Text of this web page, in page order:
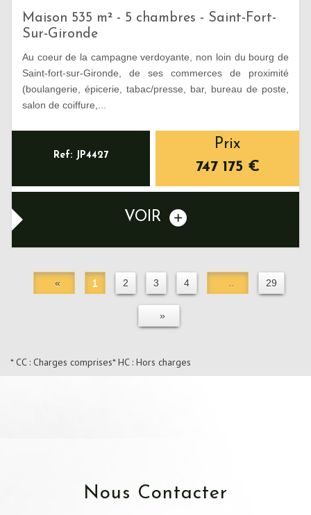
Maison 535 m² - 5 chambres - Saint-Fort-
Sur-Gironde
Au coeur de la campagne verdoyante, non loin du bourg de
Saint-fort-sur-Gironde, de ses commerces de proximité
(boulangerie, épicerie, tabac/presse, bar, bureau de poste,
salon de coiffure,...
Ref: JP4427
Prix
747 175 €
VOIR
« 1 2 3 4 .. 29
»
* CC : Charges comprises* HC : Hors charges
Nous Contacter